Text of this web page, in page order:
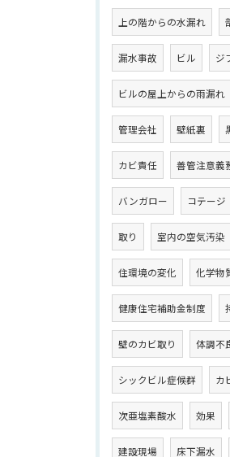
上の階からの水漏れ
漏水事故 ビル ジ
ビルの屋上からの雨漏れ
管理会社 壁紙裏
カビ責任 善管注意義
バンガロー コテージ
取り 室内の空気汚染
住環境の変化 化学物
健康住宅補助金制度
壁のカビ取り 体調不
シックビル症候群 カ
次亜塩素酸水 効果
建設現場 床下漏水